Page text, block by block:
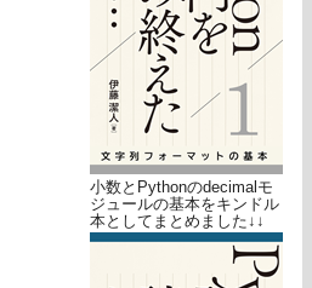
小数とPythonのdecimalモ
ジュールの基本をキンドル
本としてまとめました↓↓